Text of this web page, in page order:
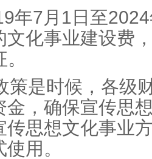
年7月1日至
文化事业建设费
策是时候，各级
金，确保宣传思
传思想文化事业
用。